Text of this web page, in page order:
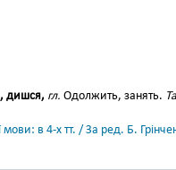
дишся, гл. Одолжить, занять.
мови: в 4-х тт. / За ред. Б.